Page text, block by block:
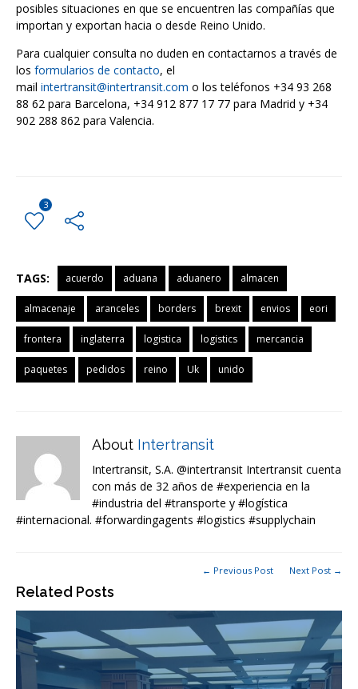
posibles situaciones en que se encuentren las compañías que
importan y exportan hacia o desde Reino Unido.
Para cualquier consulta no duden en contactarnos a través de
los formularios de contacto, el
mail intertransit@intertransit.com o los teléfonos +34 93 268
88 62 para Barcelona, +34 912 877 17 77 para Madrid y +34
902 288 862 para Valencia.
3
TAGS: acuerdo aduana aduanero almacen
almacenaje aranceles borders brexit envios eori
frontera inglaterra logistica logistics mercancia
paquetes pedidos reino Uk unido
About Intertransit
Intertransit, S.A. @intertransit Intertransit cuenta
con más de 32 años de #experiencia en la
#industria del #transporte y #logística
#internacional. #forwardingagents #logistics #supplychain
Related Posts
← Previous Post Next Post →